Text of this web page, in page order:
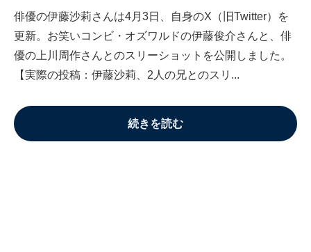
俳優の伊藤沙莉さんは4月3日、自身のX（旧Twitter）を
更新。お笑いコンビ・オズワルドの伊藤俊介さんと、俳
優の上川周作さんとのスリーショットを公開しました。
【実際の投稿：伊藤沙莉、2人の兄とのスリ...
続きを読む